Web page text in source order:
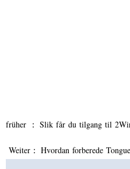
früher ： Slik får du tilgang til
Weiter： Hvordan forberede Tongue